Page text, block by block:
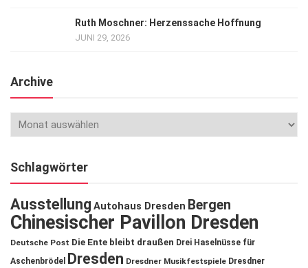
Ruth Moschner: Herzenssache Hoffnung
JUNI 29, 2026
Archive
Schlagwörter
Ausstellung Autohaus Dresden Bergen
Chinesischer Pavillon Dresden
Deutsche Post Die Ente bleibt draußen Drei Haselnüsse für
Aschenbrödel Dresden Dresdner Musikfestspiele Dresdner